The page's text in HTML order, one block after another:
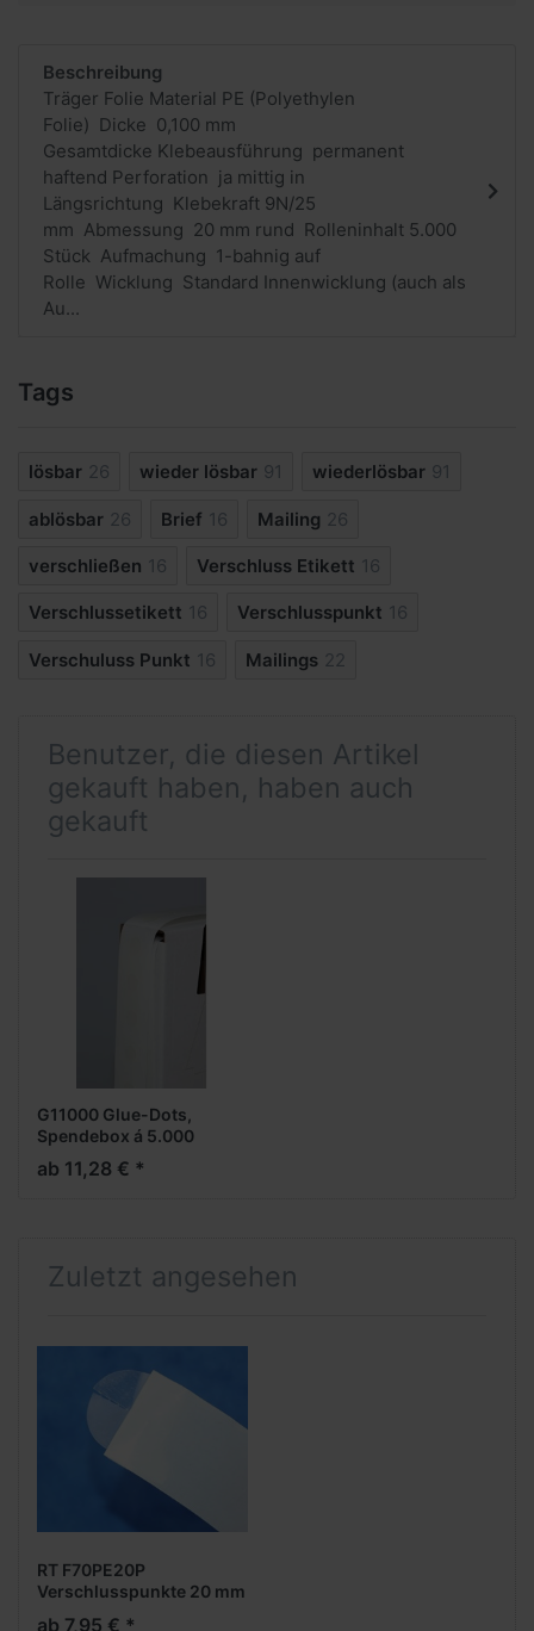
Beschreibung
Träger Folie Material PE (Polyethylen
Folie) Dicke 0,100 mm
Gesamtdicke Klebeausführung permanent
haftend Perforation ja mittig in
Längsrichtung Klebekraft 9N/25
mm Abmessung 20 mm rund Rolleninhalt 5.000
Stück Aufmachung 1-bahnig auf
Rolle Wicklung Standard Innenwicklung (auch als
Au...
Tags
lösbar 26 wieder lösbar 91 wiederlösbar 91
ablösbar 26 Brief 16 Mailing 26
verschließen 16 Verschluss Etikett 16
Verschlussetikett 16 Verschlusspunkt 16
Verschuluss Punkt 16 Mailings 22
Benutzer, die diesen Artikel
gekauft haben, haben auch
gekauft
G11000 Glue-Dots,
Spendebox á 5.000
Stück, doppelseitige
Klebepunkte, Hotmelt, ca.
ab 11,28 € *
Zuletzt angesehen
RT F70PE20P
Verschlusspunkte 20 mm
rund, stark, mit
ab 7,95 € *